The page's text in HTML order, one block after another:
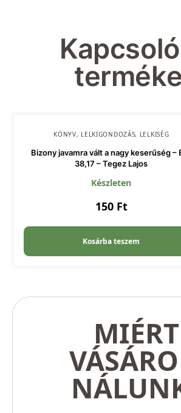
KÖNYV, LELKIGONDOZÁS, LELKISÉG
Bizony javamra vált a nagy keserűség –
38,17 – Tegez Lajos
Készleten
150 Ft
Kosárba teszem
MIÉRT